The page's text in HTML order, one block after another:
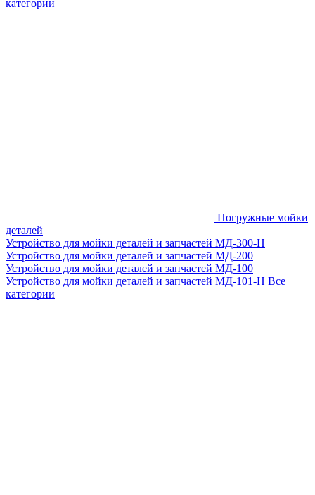
категории
Погружные мойки
деталей
Устройство для мойки деталей и запчастей МД-300-H
Устройство для мойки деталей и запчастей МД-200
Устройство для мойки деталей и запчастей МД-100
Устройство для мойки деталей и запчастей МД-101-Н Все
категории